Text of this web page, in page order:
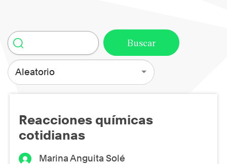
Aleatorio
Reacciones químicas
cotidianas
Marina Anguita Solé